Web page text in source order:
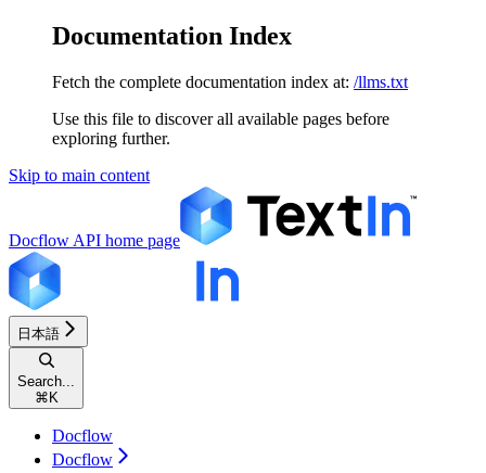
Documentation Index
Fetch the complete documentation index at: /llms.txt
Use this file to discover all available pages before
exploring further.
Skip to main content
Docflow API home page
日本語
Search...
⌘ K
Docflow
Docflow